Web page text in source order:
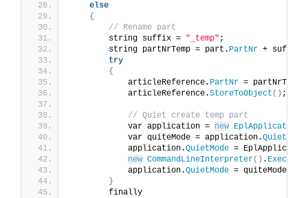
else
{
// Rename part
        string suffix =
"_temp" ;
        string partNrTemp = part.
PartNr + suffix;
try
{
            articleReference.
PartNr = partNrTemp;
            articleReference.
StoreToObject () ;
// Quiet create temp part
            var application =
new EplApplication
            var quiteMode = application.
QuietMode
            application.
QuietMode =
new CommandLineInterpreter() . Execute
            application.
QuietMode = quiteMode;
}
        finally